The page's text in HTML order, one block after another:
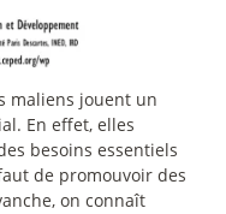
maliens jouent un
En effet, elles
besoins essentiels
de promouvoir des
on connaît